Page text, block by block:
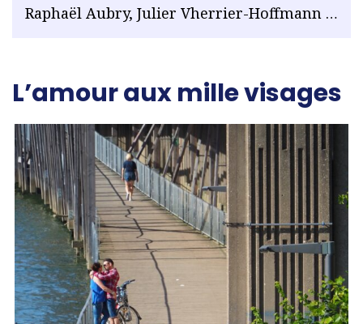
Raphaël Aubry, Julier Vherrier-Hoffmann …
L’amour aux mille visages